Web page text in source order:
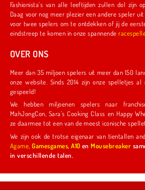
Daag voor nog meer plezier een andere speler uit in een van onze spelletjes
voor twee spelers om te ontdekken of jij de eerste
eindstreep te komen in onze spannende
OVER ONS
Meer dan 35 miljoen spelers uit meer dan 150
onze website. Sinds 2014 zijn onze spelletjes
gespeeld!
We hebben miljoenen spelers naar
MahJongCon, Sara's Cooking Class en Happy Wheels getrokken en hebben
We zijn ook de trotse eigenaar van tientallen
Agame ,Gamesgames,A10 enMousebreaker
in verschillende talen.